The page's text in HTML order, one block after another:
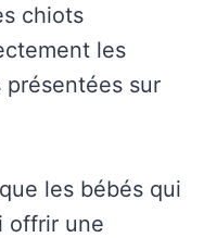
chiots
les
sur
les bébés qui
offrir une